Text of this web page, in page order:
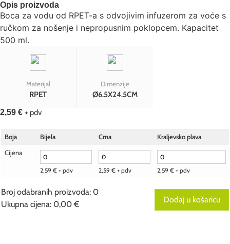
Opis proizvoda
Boca za vodu od RPET-a s odvojivim infuzerom za voće s
ručkom za nošenje i nepropusnim poklopcem. Kapacitet
500 ml.
Materijal
RPET
Dimenzije
Ø6.5X24.5CM
2,59 € + pdv
Boja Bijela Crna
Kraljevsko plava
Cijena
2,59 € + pdv 2,59 € + pdv 2,59 € + pdv
Broj odabranih proizvoda: 0
Ukupna cijena: 0,00 €
Dodaj u košaricu